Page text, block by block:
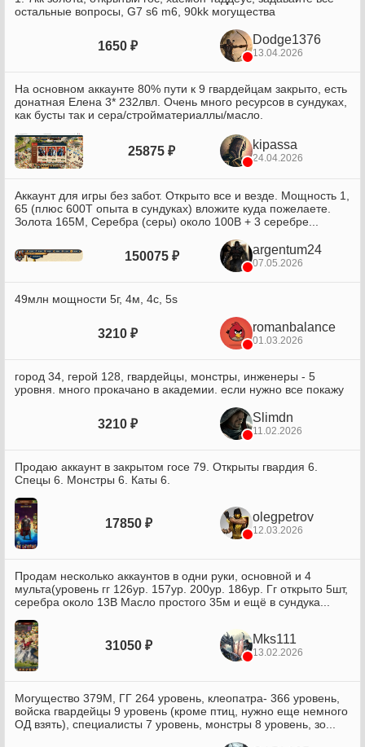
остальные вопросы, G7 s6 m6, 90kk могущества
1650 ₽ Dodge1376
13.04.2026
На основном аккаунте 80% пути к 9 гвардейцам закрыто, есть
донатная Елена 3* 232лвл. Очень много ресурсов в сундуках,
как бусты так и сера/стройматериаллы/масло.
25875 ₽ kipassa
24.04.2026
Аккаунт для игры без забот. Открыто все и везде. Мощность 1,
65 (плюс 600T опыта в сундуках) вложите куда пожелаете.
Золота 165М, Серебра (серы) около 100B + 3 серебре...
150075 ₽ argentum24
07.05.2026
49млн мощности 5г, 4м, 4с, 5s
3210 ₽ romanbalance
01.03.2026
город 34, герой 128, гвардейцы, монстры, инженеры - 5
уровня. много прокачано в академии. если нужно все покажу
3210 ₽ Slimdn
11.02.2026
Продаю аккаунт в закрытом госе 79. Открыты гвардия 6.
Спецы 6. Монстры 6. Каты 6.
17850 ₽ olegpetrov
12.03.2026
Продам несколько аккаунтов в одни руки, основной и 4
мульта(уровень гг 126ур. 157ур. 200ур. 186ур. Гг открыто 5шт,
серебра около 13В Масло простого 35м и ещё в сундука...
31050 ₽ Mks111
13.02.2026
Могущество 379М, ГГ 264 уровень, клеопатра- 366 уровень,
войска гвардейцы 9 уровень (кроме птиц, нужно еще немного
ОД взять), специалисты 7 уровень, монстры 8 уровень, зо...